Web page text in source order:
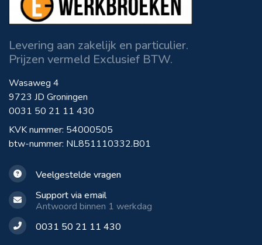
Levering aan zakelijk en particulier.
Prijzen vermeld Exclusief BTW.
Wasaweg 4
9723 JD Groningen
0031 50 21 11 430
KVK nummer: 54000505
btw-nummer: NL851110332.B01
Veelgestelde vragen
Support via email
Antwoord binnen 1 werkdag
0031 50 21 11 430